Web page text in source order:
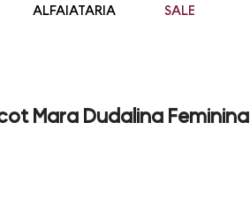
ALFAIATARIA SALE
Mara Dudalina Feminina